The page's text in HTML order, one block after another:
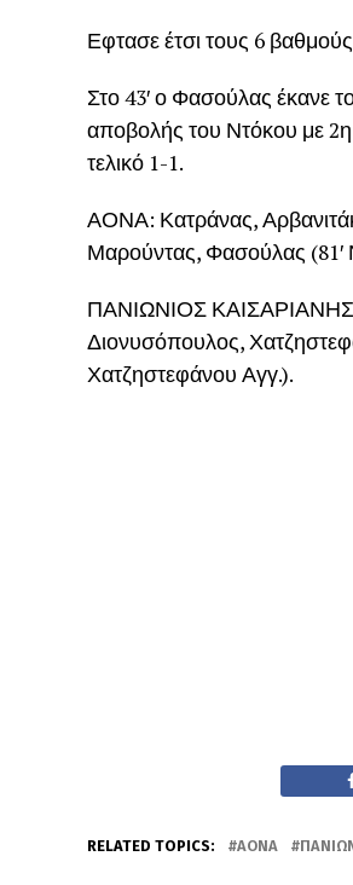
Εφτασε έτσι τους 6
Στο 43′ ο Φασούλας έκανε
αποβολής του Ντόκου με
τελικό 1-1.
ΑΟΝΑ: Κατράνας,
Μαρούντας, Φασούλας (81′
ΠΑΝΙΩΝΙΟΣ ΚΑΙΣΑΡΙΑΝΗΣ:
Διονυσόπουλος,
Χατζηστεφάνου Αγγ.).
RELATED TOPICS: ΑΟΝΑ